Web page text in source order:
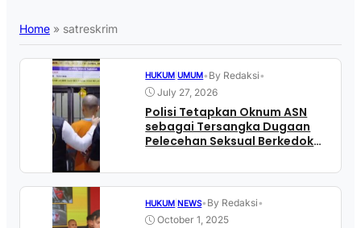
Home » satreskrim
HUKUM |UMUM• By Redaksi•
July 27, 2026
Polisi Tetapkan Oknum ASN
sebagai Tersangka Dugaan
Pelecehan Seksual Berkedok
HUKUM |NEWS• By Redaksi•
October 1, 2025